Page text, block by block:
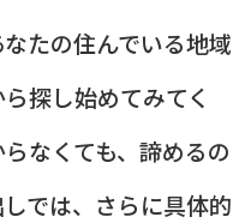
たの住んでいる地域
探し始めてみてく
なくても、諦めるの
では、さらに具体的